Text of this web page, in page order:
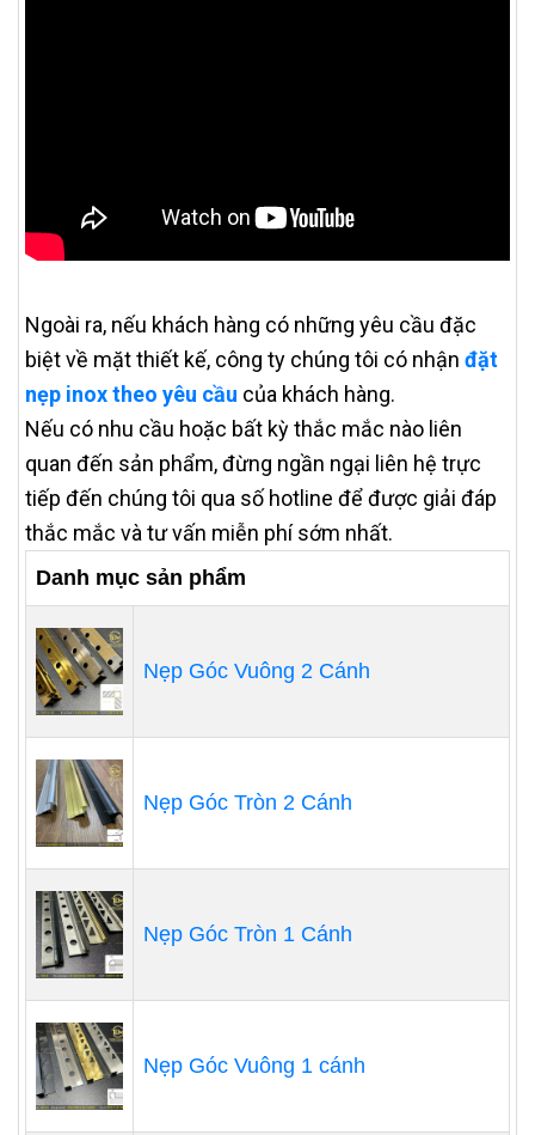
Ngoài ra, nếu khách hàng có những yêu cầu đặc
biệt về mặt thiết kế, công ty chúng tôi có nhận đặt
nẹp inox theo yêu cầu của khách hàng.
Nếu có nhu cầu hoặc bất kỳ thắc mắc nào liên
quan đến sản phẩm, đừng ngần ngại liên hệ trực
tiếp đến chúng tôi qua số hotline để được giải đáp
thắc mắc và tư vấn miễn phí sớm nhất.
Danh mục sản phẩm
Nẹp Góc Vuông 2 Cánh
Nẹp Góc Tròn 2 Cánh
Nẹp Góc Tròn 1 Cánh
Nẹp Góc Vuông 1 cánh